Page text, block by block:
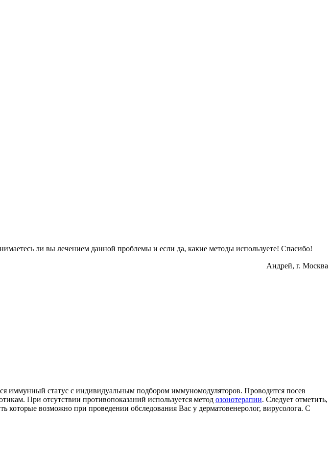
ли вы лечением данной проблемы и если да, какие методы используете! Спасибо!
Андрей, г. Москва
иммунный статус с индивидуальным подбором иммуномодуляторов. Проводится посев
При отсутствии противопоказаний используется метод озонотерапии. Следует отметить,
возможно при проведении обследования Вас у дерматовенеролог, вирусолога. С